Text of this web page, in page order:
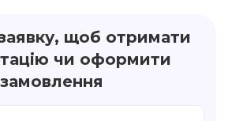
щоб отримати
чи оформити
замовлення